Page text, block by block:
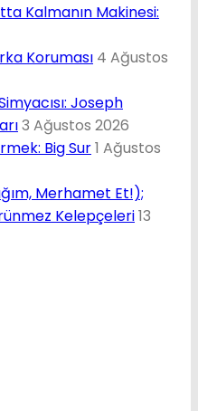
Kalmanın Makinesi:
Koruması 4 Ağustos
Joseph
3 Ağustos 2026
Big Sur1 Ağustos
Merhamet Et!);
Kelepçeleri13